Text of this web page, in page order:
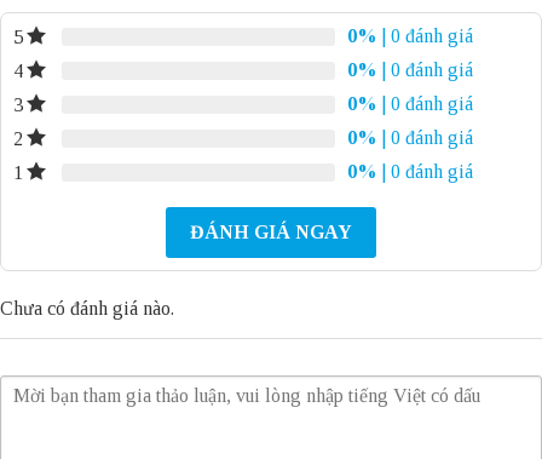
5 0%
| 0 đánh giá
4
0%
| 0 đánh giá
3
0%
| 0 đánh giá
2
0%
| 0 đánh giá
1
0% | 0 đánh giá
ĐÁNH GIÁ NGAY
Chưa có đánh giá nào.